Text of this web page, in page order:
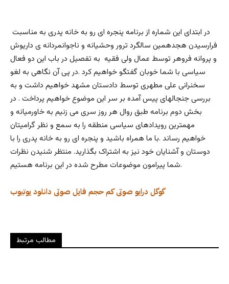
در ابتدای این شماره از برنامه پنجره ای رو به خانه پدری به مناسبت
فرارسیدن هجدهمین سالگرد ترور وحشیانه و ناجوانمردانه ی داریوش
و پروانه فروهر توسط عمال ولی فقیه به تفصیل در باب این دو فعال
سیاسی با شما خوبان گفتگو خواهیم کرد .در پی آن نگاهی به لغو
سخنرانی علی مطهری توسط دادستان مشهد خواهیم داشت و به
بررسی جنجالهای پیس آمده بر سر این موضوع خواهیم پرداخت . در
بخش دوم برنامه طبق روال هر روز سری می زنیم به خاورمیانه و
مهمترین رویدادهای سیاسی منطقه را به سمع و نظر گرامیتان
خواهیم رساند .با ما همراه باشید و پنجره ای رو به خانه پدری را با
دوستان و آشنایان خود نیز به اشتراک بگذارید. منتظر شنیدن نظرات
شما پیرامون موضوعات مطرح شده در این برنامه هستیم.
یوتیوب دانلود فایل صوتی صوتی کم حجم گوگل درایو
مطالب مرتبط